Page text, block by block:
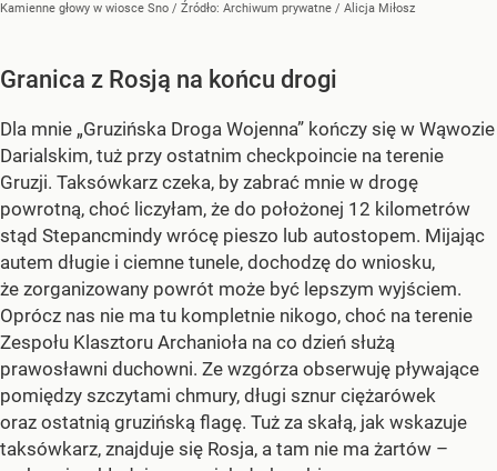
Kamienne głowy w wiosce Sno / Źródło: Archiwum prywatne / Alicja Miłosz
Granica z Rosją na końcu drogi
Dla mnie „Gruzińska Droga Wojenna” kończy się w Wąwozie
Darialskim, tuż przy ostatnim checkpoincie na terenie
Gruzji. Taksówkarz czeka, by zabrać mnie w drogę
powrotną, choć liczyłam, że do położonej 12 kilometrów
stąd Stepancmindy wrócę pieszo lub autostopem. Mijając
autem długie i ciemne tunele, dochodzę do wniosku,
że zorganizowany powrót może być lepszym wyjściem.
Oprócz nas nie ma tu kompletnie nikogo, choć na terenie
Zespołu Klasztoru Archanioła na co dzień służą
prawosławni duchowni. Ze wzgórza obserwuję pływające
pomiędzy szczytami chmury, długi sznur ciężarówek
oraz ostatnią gruzińską flagę. Tuż za skałą, jak wskazuje
taksówkarz, znajduje się Rosja, a tam nie ma żartów –